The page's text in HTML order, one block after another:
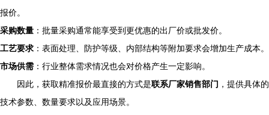
报价。
采购数量 ：批量采购通常能享受到更优惠的出厂价或批发价。
工艺要求 ：表面处理、防护等级、内部结构等附加要求会增加生产成本。
市场供需 ：行业整体需求情况也会对价格产生一定影响。
因此，获取精准报价最直接的方式是联系厂家销售部门 ，提供具体的
技术参数、数量要求以及应用场景。